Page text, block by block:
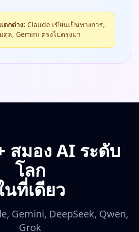
ป่วย/ลากิจ/ลาพักร้อน]
เหตุผล เช่น อาการป่วย/ธุระส่วนตัว/พัก
บร้อย
ตกต่าง: Claude เขียนเป็นทางการ,
ดุล, Gemini ตรงไปตรงมา
สมอง AI ระดับ
โลก
นที่เดียว
Gemini, DeepSeek, Qwen,
Grok